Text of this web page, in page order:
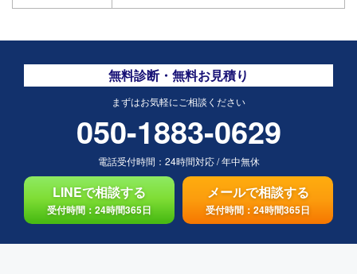
無料診断・無料お見積り
まずはお気軽にご相談ください
050-1883-0629
電話受付時間： 24時間対応/年中無休
LINEで相談する
受付時間：24時間365日
メールで相談する
受付時間：24時間365日